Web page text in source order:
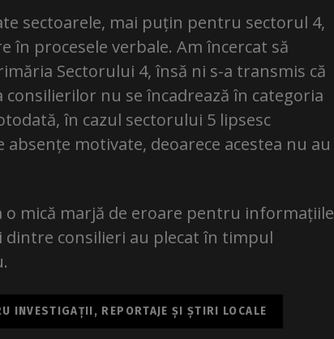
sectoarele, mai puțin pentru sectorul 4,
în procesele verbale. Am încercat să
Sectorului 4, însă ni s-a transmis că
nu se încadrează în categoria
în cazul sectorului 5 lipsesc
motivate, deoarece acestea nu au
o mică marjă de eroare pentru informațiile
dintre consilieri au plecat în timpul
INVESTIGAȚII, REPORTAJE ȘI ȘTIRI LOCALE